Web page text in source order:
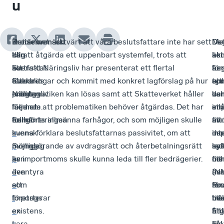
u
I
dag
har
Svenskt
Näringsliv
lämnat
en
u
p
p
d
a
t
e
Problemet
kan
kortfattat
förklaras
enligt
följande.
Enligt
svensk
momslag
är
den
som
importerar
en
Konsekvensen
blir
att
ett
misstag
i
tullhanteringen
i
Sverige
kan
äventyra
ett
företags
existens.
Det är anmärktvärt att våra beslutsfattare inte har sett
till att åtgärda ett uppenbart systemfel, trots att
Svenskt Näringsliv har presenterat ett flertal
utredningar och kommit med konkret lagförslag på hur
problematiken kan lösas samt att Skatteverket håller
med om att problematiken behöver åtgärdas. Det har
framförts allmänna farhågor, och som möjligen skulle
kunna förklara beslutsfattarnas passivitet, om att
möjliggörande av avdragsrätt och återbetalningsrätt
av importmoms skulle kunna leda till fler bedrägerier.
I
en
till
för
är
är
att
av
i
har
till
i